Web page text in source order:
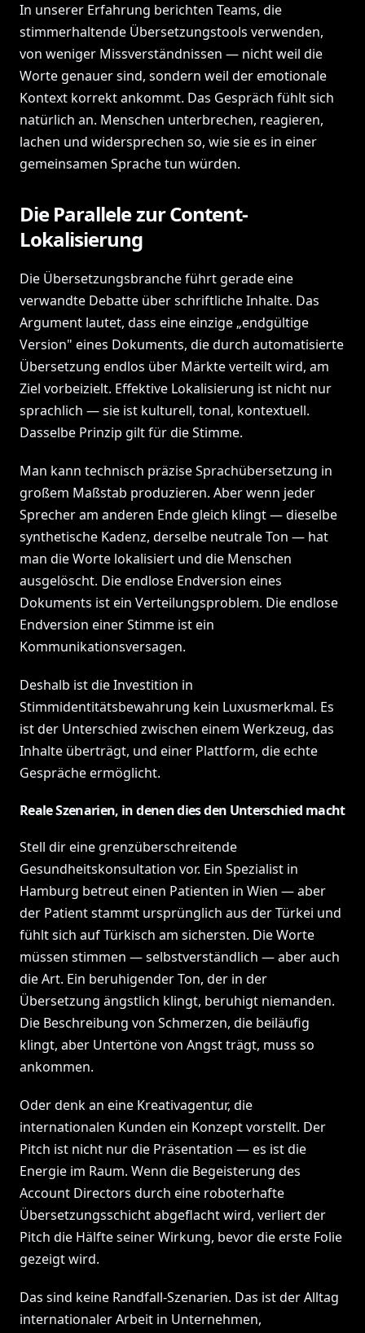
In unserer Erfahrung berichten Teams, die
stimmerhaltende Übersetzungstools verwenden,
von weniger Missverständnissen — nicht weil die
Worte genauer sind, sondern weil der emotionale
Kontext korrekt ankommt. Das Gespräch fühlt sich
natürlich an. Menschen unterbrechen, reagieren,
lachen und widersprechen so, wie sie es in einer
gemeinsamen Sprache tun würden.
Die Parallele zur Content-
Lokalisierung
Die Übersetzungsbranche führt gerade eine
verwandte Debatte über schriftliche Inhalte. Das
Argument lautet, dass eine einzige „endgültige
Version" eines Dokuments, die durch automatisierte
Übersetzung endlos über Märkte verteilt wird, am
Ziel vorbeizielt. Effektive Lokalisierung ist nicht nur
sprachlich — sie ist kulturell, tonal, kontextuell.
Dasselbe Prinzip gilt für die Stimme.
Man kann technisch präzise Sprachübersetzung in
großem Maßstab produzieren. Aber wenn jeder
Sprecher am anderen Ende gleich klingt — dieselbe
synthetische Kadenz, derselbe neutrale Ton — hat
man die Worte lokalisiert und die Menschen
ausgelöscht. Die endlose Endversion eines
Dokuments ist ein Verteilungsproblem. Die endlose
Endversion einer Stimme ist ein
Kommunikationsversagen.
Deshalb ist die Investition in
Stimmidentitätsbewahrung kein Luxusmerkmal. Es
ist der Unterschied zwischen einem Werkzeug, das
Inhalte überträgt, und einer Plattform, die echte
Gespräche ermöglicht.
Reale Szenarien, in denen dies den Unterschied macht
Stell dir eine grenzüberschreitende
Gesundheitskonsultation vor. Ein Spezialist in
Hamburg betreut einen Patienten in Wien — aber
der Patient stammt ursprünglich aus der Türkei und
fühlt sich auf Türkisch am sichersten. Die Worte
müssen stimmen — selbstverständlich — aber auch
die Art. Ein beruhigender Ton, der in der
Übersetzung ängstlich klingt, beruhigt niemanden.
Die Beschreibung von Schmerzen, die beiläufig
klingt, aber Untertöne von Angst trägt, muss so
ankommen.
Oder denk an eine Kreativagentur, die
internationalen Kunden ein Konzept vorstellt. Der
Pitch ist nicht nur die Präsentation — es ist die
Energie im Raum. Wenn die Begeisterung des
Account Directors durch eine roboterhafte
Übersetzungsschicht abgeflacht wird, verliert der
Pitch die Hälfte seiner Wirkung, bevor die erste Folie
gezeigt wird.
Das sind keine Randfall-Szenarien. Das ist der Alltag
internationaler Arbeit in Unternehmen,